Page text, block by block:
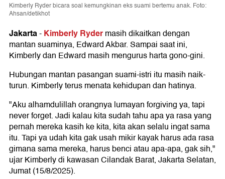
Kimberly Ryder bicara soal kemungkinan eks suami bertemu anak. Foto:
Ahsan/detikhot
Jakarta-Kimberly Rydermasih dikaitkan dengan
mantan suaminya, Edward Akbar. Sampai saat ini,
Kimberly dan Edward masih mengurus harta gono-gini.
Hubungan mantan pasangan suami-istri itu masih naik-
turun. Kimberly terus menata kehidupan dan hatinya.
"Aku alhamdulillah orangnya lumayan forgiving ya, tapi
never forget. Jadi kalau kita sudah tahu apa ya rasa yang
pernah mereka kasih ke kita, kita akan selalu ingat sama
itu. Tapi ya udah kita gak usah mikir kayak harus ada rasa
gimana sama mereka, harus benci atau apa-apa, gak sih,"
ujar Kimberly di kawasan Cilandak Barat, Jakarta Selatan,
Jumat (15/8/2025).